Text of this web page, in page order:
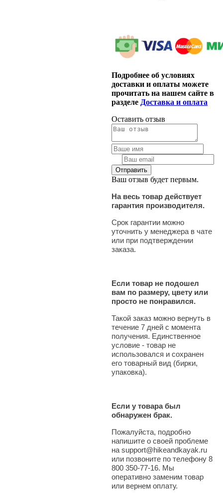
Подробнее об условиях
доставки и оплаты можете
прочитать на нашем сайте в
разделе Доставка и оплата
Оставить отзыв
Ваш отзыв будет первым.
На весь товар действует
гарантия производителя.
Срок гарантии можно
уточнить у менеджера в чате
или при подтверждении
заказа.
Если товар не подошел
вам по размеру, цвету или
просто не понравился.
Такой заказ можно вернуть в
течение 7 дней с момента
получения. Единственное
условие - товар не
использовался и сохранен
его товарный вид (бирки,
упаковка).
Если у товара был
обнаружен брак.
Пожалуйста, подробно
напишите о своей проблеме
на support@hikeandkayak.ru
или позвоните по телефону 8
800 350-77-16. Мы
оперативно заменим товар
или вернем оплату.